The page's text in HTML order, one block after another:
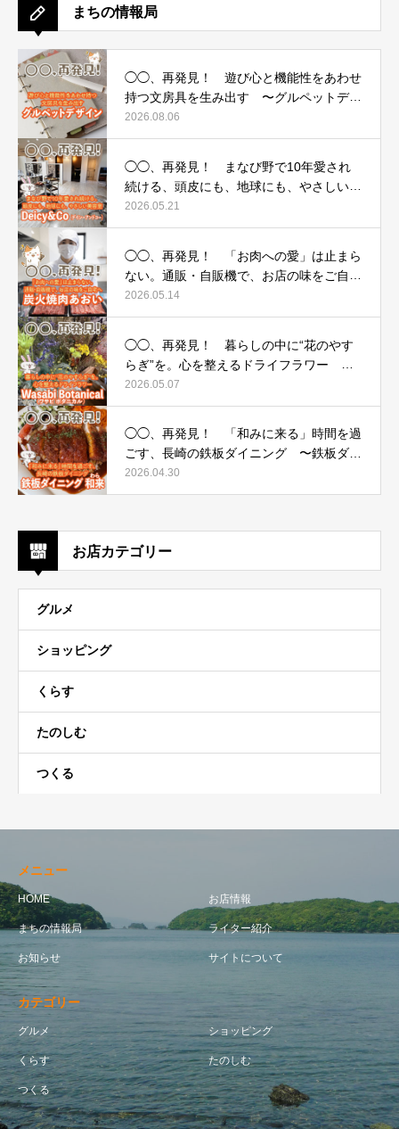
まちの情報局
◯◯、再発見！ 遊び心と機能性をあわせ
持つ文房具を生み出す 〜グルペットデザ
イン〜
2026.08.06
◯◯、再発見！ まなび野で10年愛され
続ける、頭皮にも、地球にも、やさしい美
容室 〜Deicy&Co（デイシーアンドコ
ー）〜
2026.05.21
◯◯、再発見！ 「お肉への愛」は止まら
ない。通販・自販機で、お店の味をご自宅
へ 〜炭火焼肉あおい〜
2026.05.14
◯◯、再発見！ 暮らしの中に“花のやす
らぎ”を。心を整えるドライフラワー 〜
Wasabi Botanical（ワサビ ボタニカル）〜
2026.05.07
◯◯、再発見！ 「和みに来る」時間を過
ごす、長崎の鉄板ダイニング 〜鉄板ダイ
ニング 和来（わら）〜
2026.04.30
お店カテゴリー
グルメ
ショッピング
くらす
たのしむ
つくる
メニュー
HOME お店情報
まちの情報局 ライター紹介
お知らせ サイトについて
カテゴリー
グルメ ショッピング
くらす たのしむ
つくる